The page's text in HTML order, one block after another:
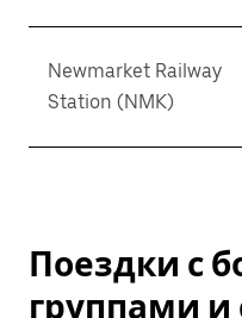
Newmarket Railway
Station (NMK)
Поездки с
группами и